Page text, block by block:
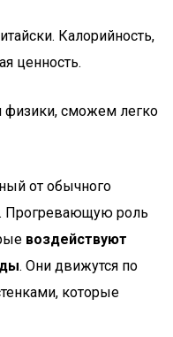
Калорийность,
ценность.
физики, сможем легко
от обычного
Прогревающую роль
воздействуют
. Они движутся по
которые